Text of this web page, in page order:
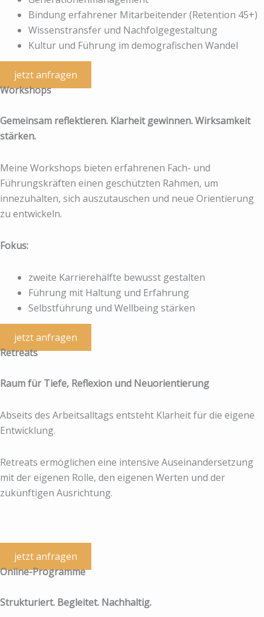
Bindung erfahrener Mitarbeitender (Retention 45+)
Wissenstransfer und Nachfolgegestaltung
Kultur und Führung im demografischen Wandel
jetzt anfragen
Workshops
Gemeinsam reflektieren. Klarheit gewinnen. Wirksamkeit
stärken.
Meine Workshops bieten erfahrenen Fach- und
Führungskräften einen geschützten Rahmen, um
innezuhalten, sich auszutauschen und neue Orientierung
zu entwickeln.
Fokus:
zweite Karrierehälfte bewusst gestalten
Führung mit Haltung und Erfahrung
Selbstführung und Wellbeing stärken
jetzt anfragen
Retreats
Raum für Tiefe, Reflexion und Neuorientierung
Abseits des Arbeitsalltags entsteht Klarheit für die eigene
Entwicklung.
Retreats ermöglichen eine intensive Auseinandersetzung
mit der eigenen Rolle, den eigenen Werten und der
zukünftigen Ausrichtung.
jetzt anfragen
Online-Programme
Strukturiert. Begleitet. Nachhaltig.